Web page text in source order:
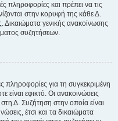
πληροφορίες και πρέπει να τις
στην κορυφή της κάθε Δ.
γενικής ανακοίνωσης
συζητήσεων.
πληροφορίες για τη συγκεκριμένη
είναι εφικτό. Οι ανακοινώσεις
Δ. Συζήτηση στην οποία είναι
έτσι και τα δικαιώματα